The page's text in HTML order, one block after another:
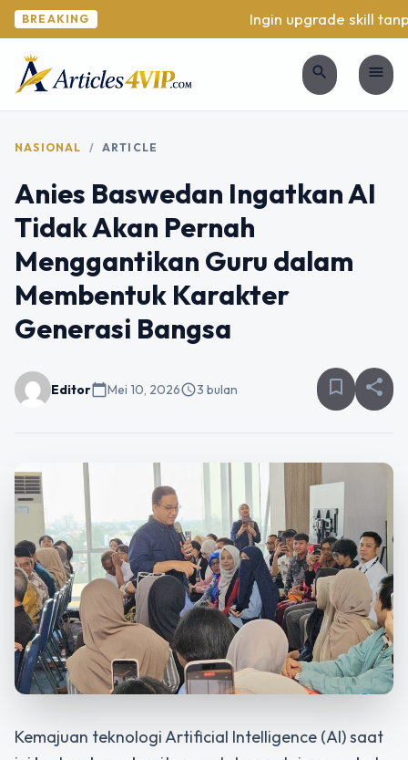
BREAKING Ingin upgrade skill
search menu
NASIONAL / ARTICLE
Anies Baswedan Ingatkan AI
Tidak Akan Pernah
Menggantikan Guru dalam
Membentuk Karakter
Generasi Bangsa
Editorcalendar_todayMei 10, 2026schedule3 bulan bookmark_border share
Kemajuan teknologi Artificial Intelligence (AI) saat